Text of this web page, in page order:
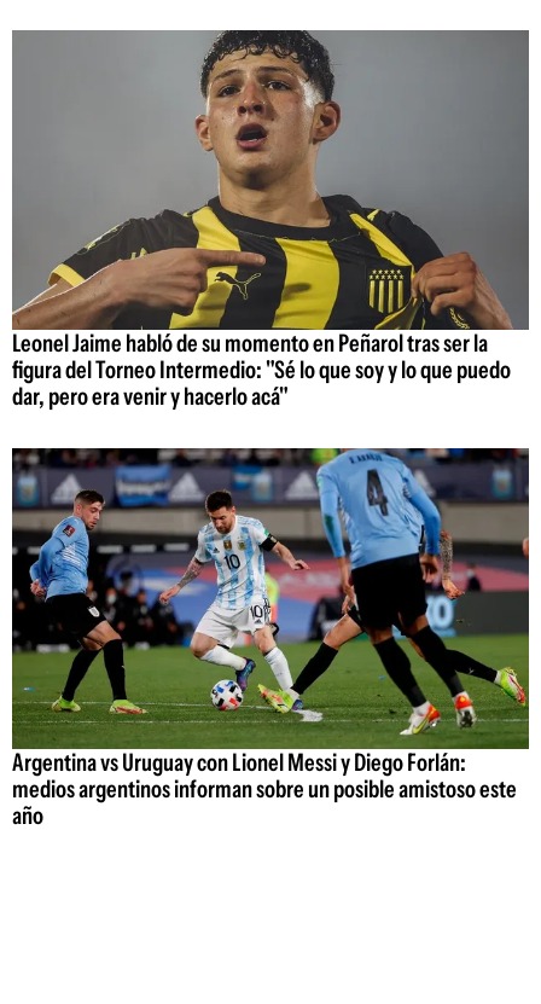
Leonel Jaime habló de su momento en Peñarol tras ser la
figura del Torneo Intermedio: "Sé lo que soy y lo que puedo
dar, pero era venir y hacerlo acá"
Argentina vs Uruguay con Lionel Messi y Diego Forlán:
medios argentinos informan sobre un posible amistoso este
año